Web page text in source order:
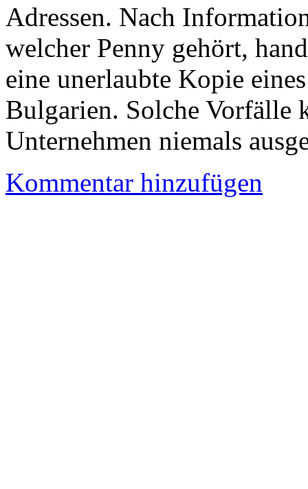
Adressen. Nach
welcher Penny gehört,
eine unerlaubte Kopie
Bulgarien. Solche Vorfälle
Unternehmen niemals
Kommentar hinzufügen